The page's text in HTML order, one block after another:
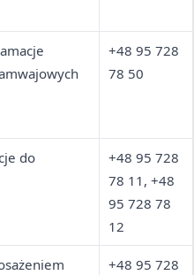
+48 95 728
78 50
do
+48 95 728
78 11, +48
95 728 78
12
+48 95 728